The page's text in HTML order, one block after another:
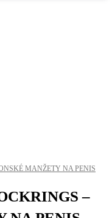
MANŽETY NA PENIS
–